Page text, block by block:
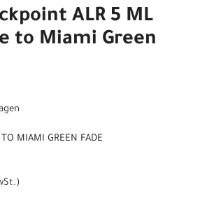
ALR 5 ML
to Miami Green
MIAMI GREEN FADE